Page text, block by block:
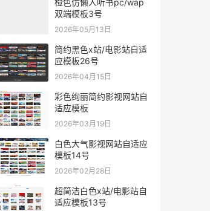
橙色仿懒人听书pc/wap
双端模板3号
2026年05月13日
简约黑色x站/电影站自适
应模板26号
2026年04月15日
彩色绚丽简约影视网站自
适应模板
2026年03月19日
白色大气影视网站自适应
模板14号
2026年02月28日
超简洁白色x站/电影站自
适应模板13号